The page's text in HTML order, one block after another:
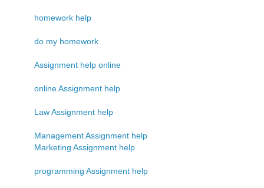
homework help
do my homework
Assignment help online
online Assignment help
Law Assignment help
Management Assignment help
Marketing Assignment help
programming Assignment help